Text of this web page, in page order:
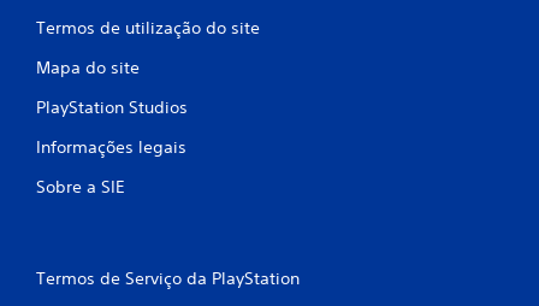
Termos de utilização do site
Mapa do site
PlayStation Studios
Informações legais
Sobre a SIE
Termos de Serviço da PlayStation